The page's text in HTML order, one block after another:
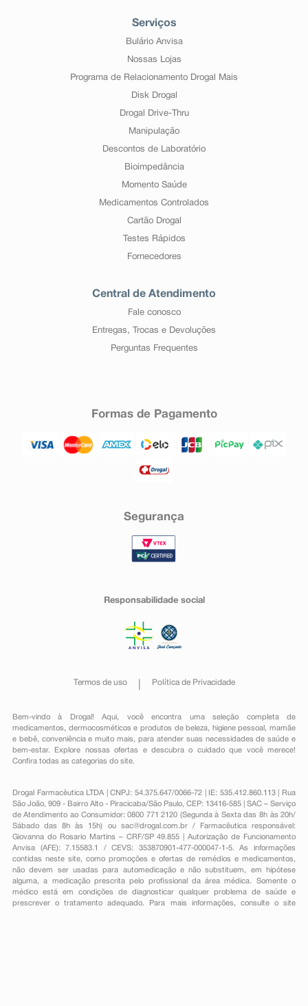
Serviços
Bulário Anvisa
Nossas Lojas
Programa de Relacionamento Drogal Mais
Disk Drogal
Drogal Drive-Thru
Manipulação
Descontos de Laboratório
Bioimpedância
Momento Saúde
Medicamentos Controlados
Cartão Drogal
Testes Rápidos
Fornecedores
Central de Atendimento
Fale conosco
Entregas, Trocas e Devoluções
Perguntas Frequentes
Formas de Pagamento
Segurança
Responsabilidade social
Termos de uso Política de Privacidade
Bem-vindo à Drogal! Aqui, você encontra uma seleção completa de
medicamentos , dermocosméticos e produtos de beleza, higiene pessoal ,mamãe
e bebê, conveniênciae muito mais, para atender suas necessidades de saúde e
bem-estar. Explore nossas ofertas e descubra o cuidado que você merece!
Confira todas as categorias do site.
Drogal Farmacêutica LTDA | CNPJ: 54.375.647/0066-72 | IE: 535.412.860.113 | Rua
São João, 909 - Bairro Alto - Piracicaba/São Paulo, CEP: 13416-585 | SAC – Serviço
de Atendimento ao Consumidor: 0800 771 2120 (Segunda à Sexta das 8h às 20h/
Sábado das 8h às 15h) ou sac@drogal.com.br/ Farmacêutica responsável:
Giovanna do Rosario Martins – CRF/SP 49.855 | Autorização de Funcionamento
Anvisa (AFE): 7.15583.1 / CEVS: 353870901-477-000047-1-5. As informações
contidas neste site, como promoções e ofertas de remédios e medicamentos,
não devem ser usadas para automedicação e não substituem, em hipótese
alguma, a medicação prescrita pelo profissional da área médica. Somente o
médico está em condições de diagnosticar qualquer problema de saúde e
prescrever o tratamento adequado. Para mais informações, consulte o site